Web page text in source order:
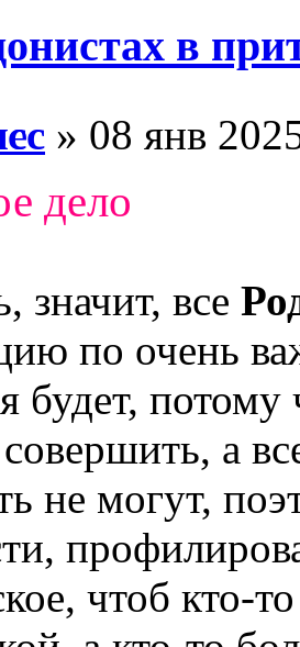
в
» 08 янв
дело
значит, все
по очень
будет,
а
не могут,
чтоб кто-